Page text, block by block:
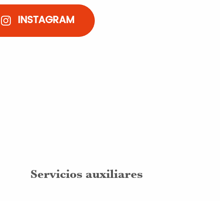
INSTAGRAM
Servicios auxiliares